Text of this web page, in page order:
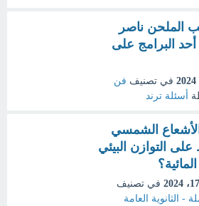
الملحن ناصر
البرامج على
في تصنيف فن
أسئلة ترند
الشمسي
التوازن البيئي
في تصنيف
- الثانوية العامة